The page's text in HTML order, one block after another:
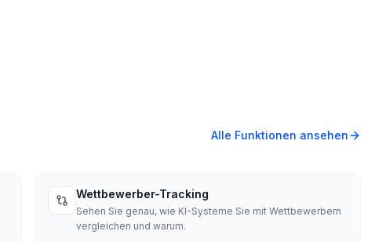
Alle Funktionen ansehen
Wettbewerber-Tracking
Sehen Sie genau, wie KI-Systeme Sie mit Wettbewerbern
vergleichen und warum.